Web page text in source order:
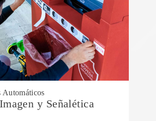
Automáticos
y Señalética